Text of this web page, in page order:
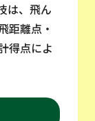
は、飛ん
距離点・
得点によ